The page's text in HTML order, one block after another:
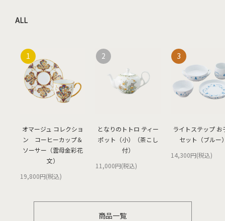
ALL
オマージュ コレクショ
ン コーヒーカップ＆
ソーサー（雲母金彩花
文）
19,800円(税込)
となりのトトロ ティー
ポット（小）（茶こし
付）
11,000円(税込)
ライトステップ お
セット（ブルー
14,300円(税込)
商品一覧